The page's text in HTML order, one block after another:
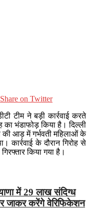
Share on Twitter
टीम ने बड़ी कार्रवाई करते
भंडाफोड़ किया है। दिल्ली
आड़ में गर्भवती महिलाओं के
कार्रवाई के दौरान गिरोह से
किया गया है।
में 29 लाख संदिग्ध
जाकर करेंगे वेरिफिकेशन